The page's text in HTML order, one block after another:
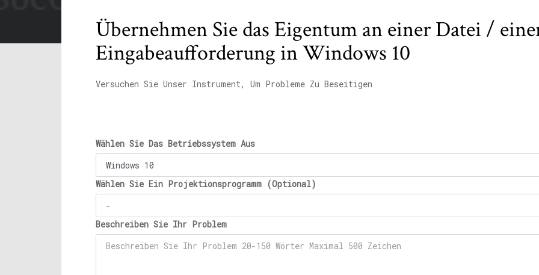
Übernehmen Sie das Eigentum an einer Datei /
Eingabeaufforderung in Windows 10
Versuchen Sie Unser Instrument, Um Probleme Zu Beseitigen
Wählen Sie Das Betriebssystem Aus
Wählen Sie Ein Projektionsprogramm (Optional)
Beschreiben Sie Ihr Problem